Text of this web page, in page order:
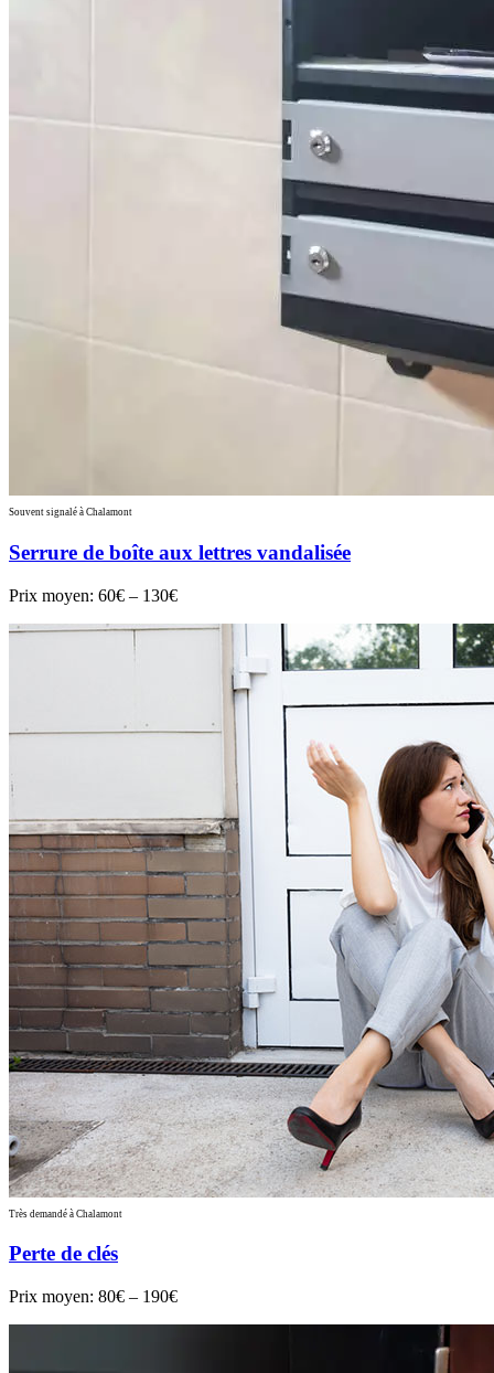
Souvent signalé à Chalamont
Serrure de boîte aux lettres vandalisée
Prix moyen: 60€ – 130€
Très demandé à Chalamont
Perte de clés
Prix moyen: 80€ – 190€